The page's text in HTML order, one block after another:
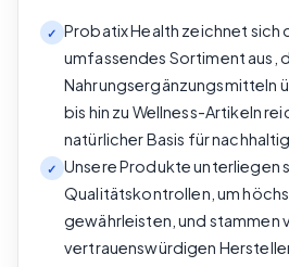
✓
Probatix Health zeichnet sich
umfassendes Sortiment aus,
Nahrungsergänzungsmitteln
bis hin zu Wellness-Artikeln
natürlicher Basis für
✓
Unsere Produkte unterliegen
Qualitätskontrollen, um
gewährleisten, und stammen
vertrauenswürdigen